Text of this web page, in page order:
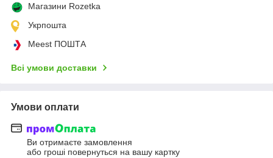
Магазини Rozetka
Укрпошта
Meest ПОШТА
Всі умови доставки
Умови оплати
Ви отримаєте замовлення
або гроші повернуться на вашу картку